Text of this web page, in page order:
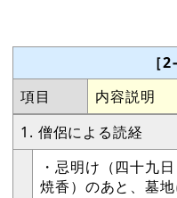
［
項目
内容説明
1. 僧侶による読経
・忌明け（四十九
焼香）のあと、墓地